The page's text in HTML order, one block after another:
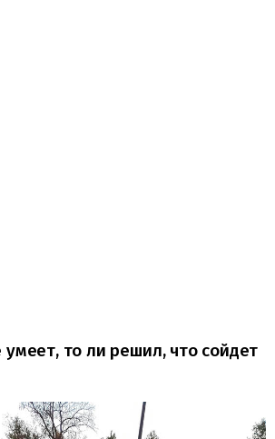
умеет, то ли решил, что сойдет